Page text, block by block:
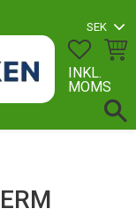
INKL.
MOMS